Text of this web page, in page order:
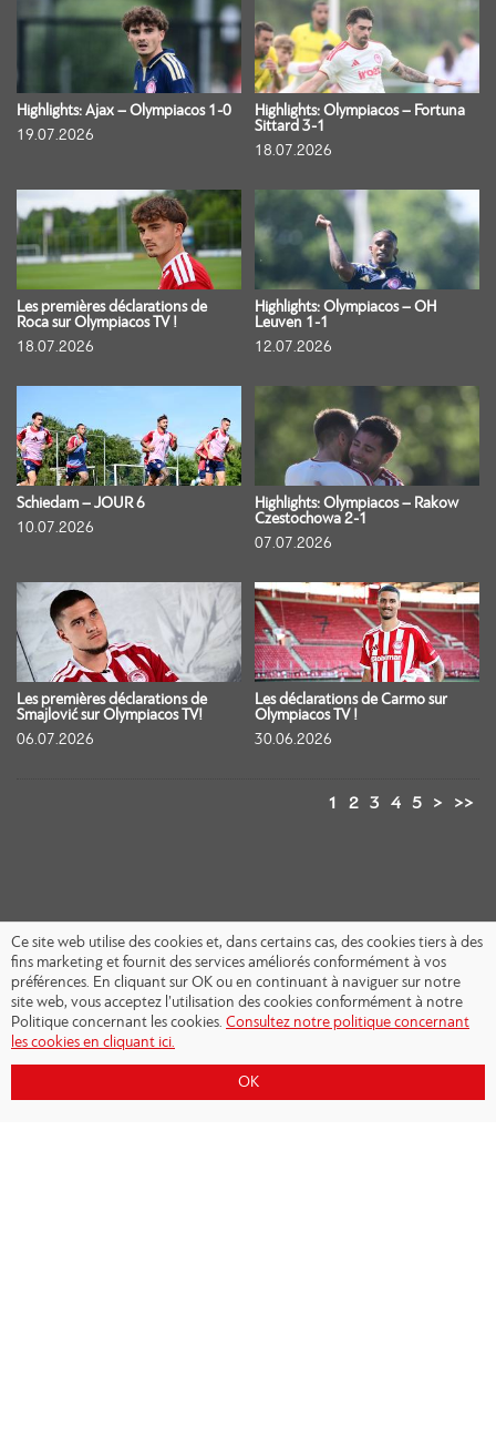
Highlights: Ajax – Olympiacos 1-0
19.07.2026
Highlights: Olympiacos – Fortuna
Sittard 3-1
18.07.2026
Les premières déclarations de
Roca sur Olympiacos TV !
18.07.2026
Highlights: Olympiacos – OH
Leuven 1-1
12.07.2026
Schiedam – JOUR 6
10.07.2026
Highlights: Olympiacos – Rakow
Czestochowa 2-1
07.07.2026
Les premières déclarations de
Smajlović sur Olympiacos TV!
06.07.2026
Les déclarations de Carmo sur
Olympiacos TV !
30.06.2026
1 2 3 4 5 > >>
Ce site web utilise des cookies et, dans certains cas, des cookies tiers à des
fins marketing et fournit des services améliorés conformément à vos
préférences. En cliquant sur OK ou en continuant à naviguer sur notre
site web, vous acceptez l’utilisation des cookies conformément à notre
Politique concernant les cookies. Consultez notre politique concernant
les cookies en cliquant ici.
OK